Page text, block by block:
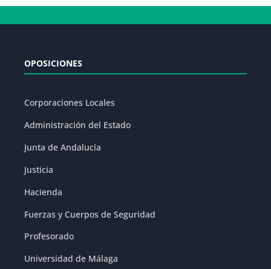
OPOSICIONES
Corporaciones Locales
Administración del Estado
Junta de Andalucía
Justicia
Hacienda
Fuerzas y Cuerpos de Seguridad
Profesorado
Universidad de Málaga